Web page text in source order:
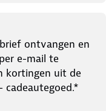
ontvangen en
e-mail te
kortingen uit de
cadeautegoed.*